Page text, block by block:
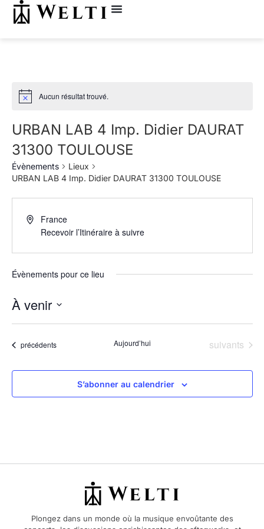
Aucun résultat trouvé.
URBAN LAB 4 Imp. Didier DAURAT
31300 TOULOUSE
Évènements
Lieux
URBAN LAB 4 Imp. Didier DAURAT 31300 TOULOUSE
France
Recevoir l’Itinéraire à suivre
Évènements pour ce lieu
À venir
une
Évènements
précédents Aujourd’hui Évènements
suivants
S’abonner au calendrier
Plongez dans un monde où la musique envoûtante des